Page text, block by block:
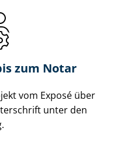
zum Notar
vom Exposé über
unter den